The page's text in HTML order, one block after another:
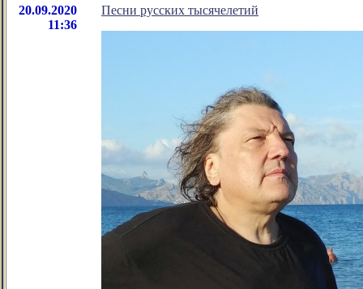
20.09.2020
11:36
Песни русских тысячелетий